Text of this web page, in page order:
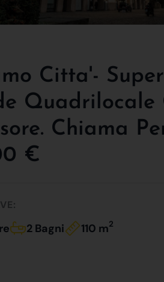
Citta'-
Quadrilocale
Chiama
€
2 Bagni 110 m2